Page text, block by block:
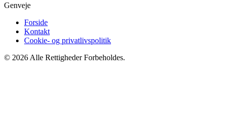
Genveje
Forside
Kontakt
Cookie- og privatlivspolitik
© 2026 Alle Rettigheder Forbeholdes.